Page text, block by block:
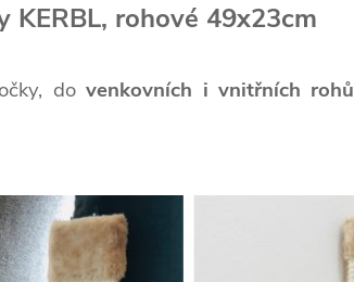
KERBL, rohové 49x23cm
dovenkovních i vnitřních rohů